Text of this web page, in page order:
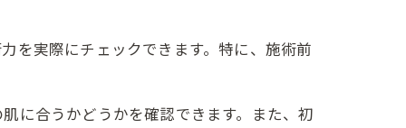
を実際にチェックできます。特に、施術前
に合うかどうかを確認できます。また、初